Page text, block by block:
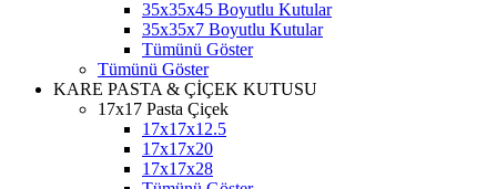
35x35x45 Boyutlu Kutular
35x35x7 Boyutlu Kutular
Tümünü Göster
Tümünü Göster
KARE PASTA & ÇİÇEK KUTUSU
17x17 Pasta Çiçek
17x17x12.5
17x17x20
17x17x28